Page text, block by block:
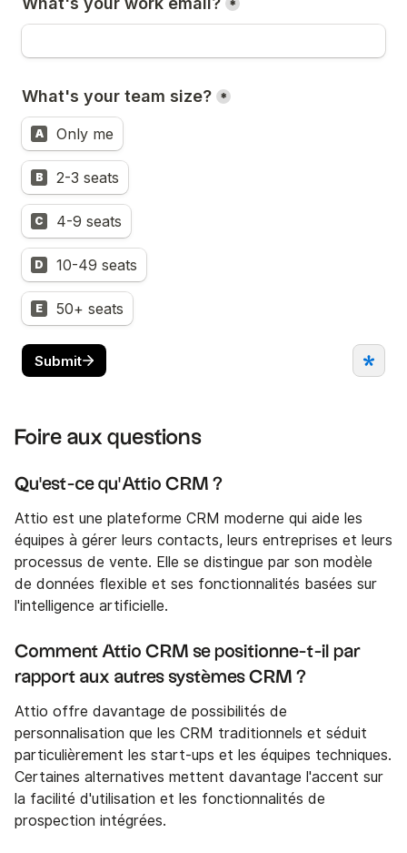
Foire aux questions
Qu'est-ce qu'Attio CRM ?
Attio est une plateforme CRM moderne qui aide les
équipes à gérer leurs contacts, leurs entreprises et leurs
processus de vente. Elle se distingue par son modèle
de données flexible et ses fonctionnalités basées sur
l'intelligence artificielle.
Comment Attio CRM se positionne-t-il par
rapport aux autres systèmes CRM ?
Attio offre davantage de possibilités de
personnalisation que les CRM traditionnels et séduit
particulièrement les start-ups et les équipes techniques.
Certaines alternatives mettent davantage l'accent sur
la facilité d'utilisation et les fonctionnalités de
prospection intégrées.